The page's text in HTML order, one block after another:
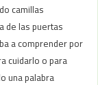
camillas
de las puertas
a comprender por
cuidarlo o para
una palabra